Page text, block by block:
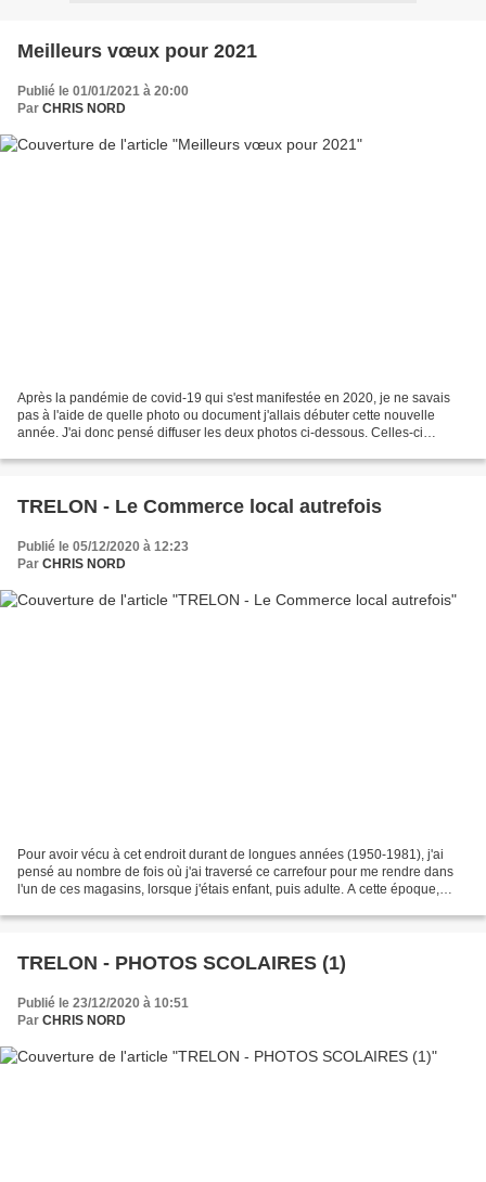
Meilleurs vœux pour 2021
Publié le 01/01/2021 à 20:00
Par CHRIS NORD
Après la pandémie de covid-19 qui s'est manifestée en 2020, je ne savais
pas à l'aide de quelle photo ou document j'allais débuter cette nouvelle
année. J'ai donc pensé diffuser les deux photos ci-dessous. Celles-ci
TRELON - Le Commerce local autrefois
Publié le 05/12/2020 à 12:23
Par CHRIS NORD
Pour avoir vécu à cet endroit durant de longues années (1950-1981), j'ai
pensé au nombre de fois où j'ai traversé ce carrefour pour me rendre dans
l'un de ces magasins, lorsque j'étais enfant, puis adulte. A cette époque,
TRELON - PHOTOS SCOLAIRES (1)
Publié le 23/12/2020 à 10:51
Par CHRIS NORD